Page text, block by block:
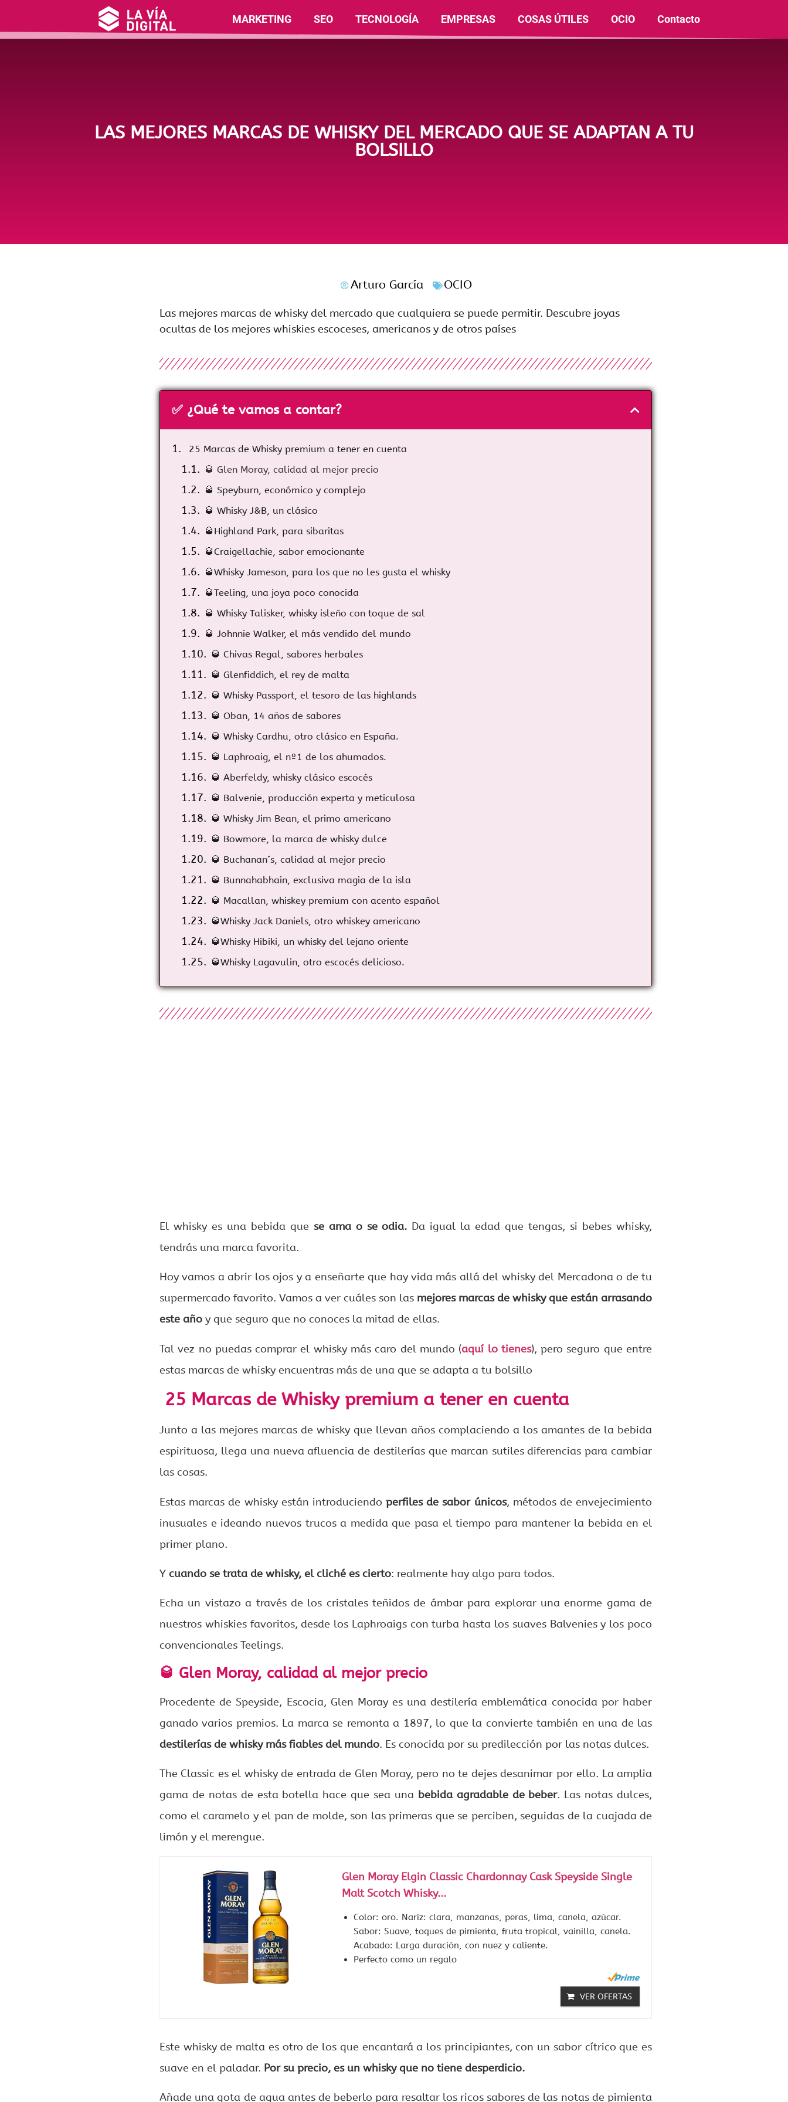
MARKETING SEO TECNOLOGÍA EMPRESAS COSAS ÚTILES OCIO Contacto
LAS MEJORES MARCAS DE WHISKY DEL MERCADO QUE SE ADAPTAN A TU
BOLSILLO
Arturo García OCIO
Las mejores marcas de whisky del mercado que cualquiera se puede permitir. Descubre joyas
ocultas de los mejores whiskies escoceses, americanos y de otros países
✅ ¿Qué te vamos a contar?
25 Marcas de Whisky premium a tener en cuenta
🥃 Glen Moray, calidad al mejor precio
🥃 Speyburn, económico y complejo
🥃 Whisky J&B, un clásico
🥃Highland Park, para sibaritas
🥃Craigellachie, sabor emocionante
🥃Whisky Jameson, para los que no les gusta el whisky
🥃Teeling, una joya poco conocida
🥃 Whisky Talisker, whisky isleño con toque de sal
🥃 Johnnie Walker, el más vendido del mundo
🥃 Chivas Regal, sabores herbales
🥃 Glenfiddich, el rey de malta
🥃 Whisky Passport, el tesoro de las highlands
🥃 Oban, 14 años de sabores
🥃 Whisky Cardhu, otro clásico en España.
🥃 Laphroaig, el nº1 de los ahumados.
🥃 Aberfeldy, whisky clásico escocés
🥃 Balvenie, producción experta y meticulosa
🥃 Whisky Jim Bean, el primo americano
🥃 Bowmore, la marca de whisky dulce
🥃 Buchanan´s, calidad al mejor precio
🥃 Bunnahabhain, exclusiva magia de la isla
🥃 Macallan, whiskey premium con acento español
🥃Whisky Jack Daniels, otro whiskey americano
🥃Whisky Hibiki, un whisky del lejano oriente
🥃Whisky Lagavulin, otro escocés delicioso.
El whisky es una bebida que se ama o se odia. Da igual la edad que tengas, si bebes whisky,
tendrás una marca favorita.
Hoy vamos a abrir los ojos y a enseñarte que hay vida más allá del whisky del Mercadona o de tu
supermercado favorito. Vamos a ver cuáles son las mejores marcas de whisky que están arrasando
este año y que seguro que no conoces la mitad de ellas.
Tal vez no puedas comprar el whisky más caro del mundo (aquí lo tienes), pero seguro que entre
estas marcas de whisky encuentras más de una que se adapta a tu bolsillo
25 Marcas de Whisky premium a tener en cuenta
Junto a las mejores marcas de whisky que llevan años complaciendo a los amantes de la bebida
espirituosa, llega una nueva afluencia de destilerías que marcan sutiles diferencias para cambiar
las cosas.
Estas marcas de whisky están introduciendo perfiles de sabor únicos, métodos de envejecimiento
inusuales e ideando nuevos trucos a medida que pasa el tiempo para mantener la bebida en el
primer plano.
Y cuando se trata de whisky, el cliché es cierto: realmente hay algo para todos.
Echa un vistazo a través de los cristales teñidos de ámbar para explorar una enorme gama de
nuestros whiskies favoritos, desde los Laphroaigs con turba hasta los suaves Balvenies y los poco
convencionales Teelings.
🥃 Glen Moray, calidad al mejor precio
Procedente de Speyside, Escocia, Glen Moray es una destilería emblemática conocida por haber
ganado varios premios. La marca se remonta a 1897, lo que la convierte también en una de las
destilerías de whisky más fiables del mundo. Es conocida por su predilección por las notas dulces.
The Classic es el whisky de entrada de Glen Moray, pero no te dejes desanimar por ello. La amplia
gama de notas de esta botella hace que sea una bebida agradable de beber. Las notas dulces,
como el caramelo y el pan de molde, son las primeras que se perciben, seguidas de la cuajada de
limón y el merengue.
Glen Moray Elgin Classic Chardonnay Cask Speyside Single
Malt Scotch Whisky...
Color: oro. Nariz: clara, manzanas, peras, lima, canela, azúcar.
Sabor: Suave, toques de pimienta, fruta tropical, vainilla, canela.
Acabado: Larga duración, con nuez y caliente.
Perfecto como un regalo
VER OFERTAS
Este whisky de malta es otro de los que encantará a los principiantes, con un sabor cítrico que es
suave en el paladar. Por su precio, es un whisky que no tiene desperdicio.
Añade una gota de agua antes de beberlo para resaltar los ricos sabores de las notas de pimienta